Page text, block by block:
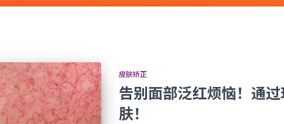
皮肤矫正
告别面部泛红烦恼！通
肤！